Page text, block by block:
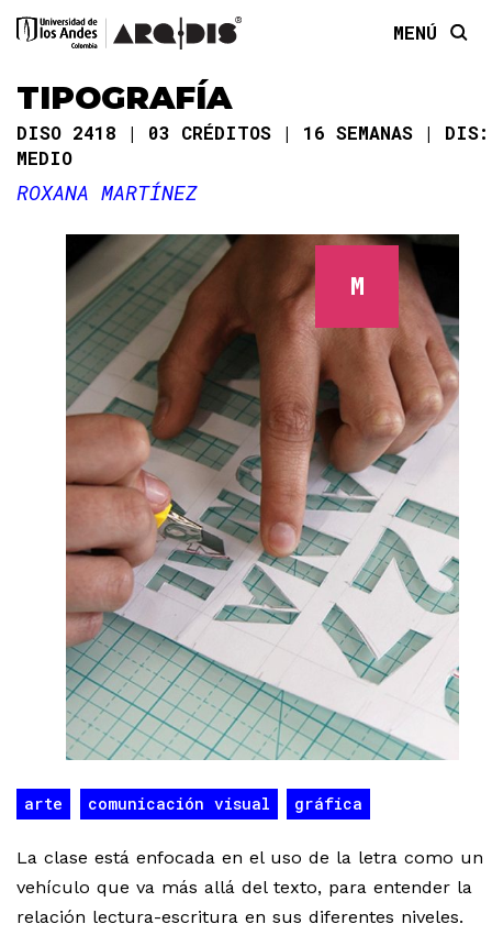
MENÚ
TIPOGRAFÍA
DISO 2418 03 CRÉDITOS 16 SEMANAS
DIS:
MEDIO
ROXANA MARTÍNEZ
M
arte comunicación visual gráfica
La clase está enfocada en el uso de la letra como un
vehículo que va más allá del texto, para entender la
relación lectura-escritura en sus diferentes niveles.